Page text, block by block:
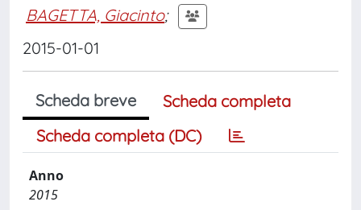
BAGETTA, Giacinto;
2015-01-01
Scheda breve
Scheda completa
Scheda completa (DC)
Anno
2015